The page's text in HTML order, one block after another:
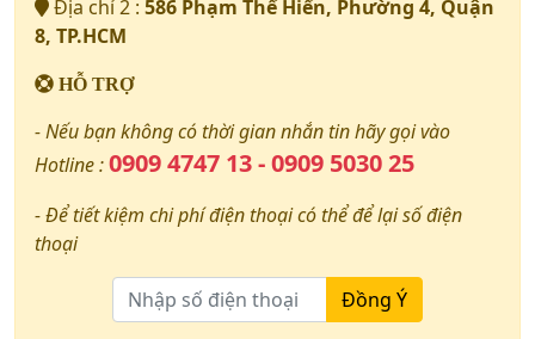
Địa chỉ 2 : 586 Phạm Thế Hiển, Phường 4, Quận
8, TP.HCM
HỖ TRỢ
- Nếu bạn không có thời gian nhắn tin hãy gọi vào
Hotline :0909 4747 13 - 0909 5030 25
- Để tiết kiệm chi phí điện thoại có thể để lại số điện
thoại
Đồng Ý